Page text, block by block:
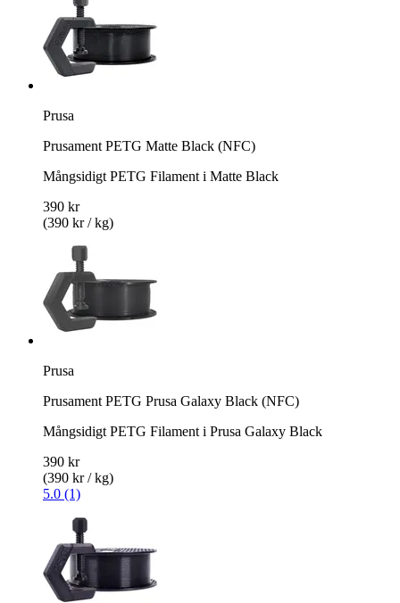
Prusa
Prusament PETG Matte Black (NFC)
Mångsidigt PETG Filament i Matte Black
390 kr
(390 kr / kg)
Prusa
Prusament PETG Prusa Galaxy Black (NFC)
Mångsidigt PETG Filament i Prusa Galaxy Black
390 kr
(390 kr / kg)
5.0 (1)